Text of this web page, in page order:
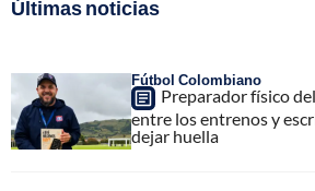
Últimas noticias
Fútbol Colombiano
Preparador físico
entre los entrenos y
dejar huella